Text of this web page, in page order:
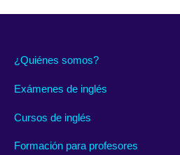
¿Quiénes somos?
Exámenes de inglés
Cursos de inglés
Formación para profesores